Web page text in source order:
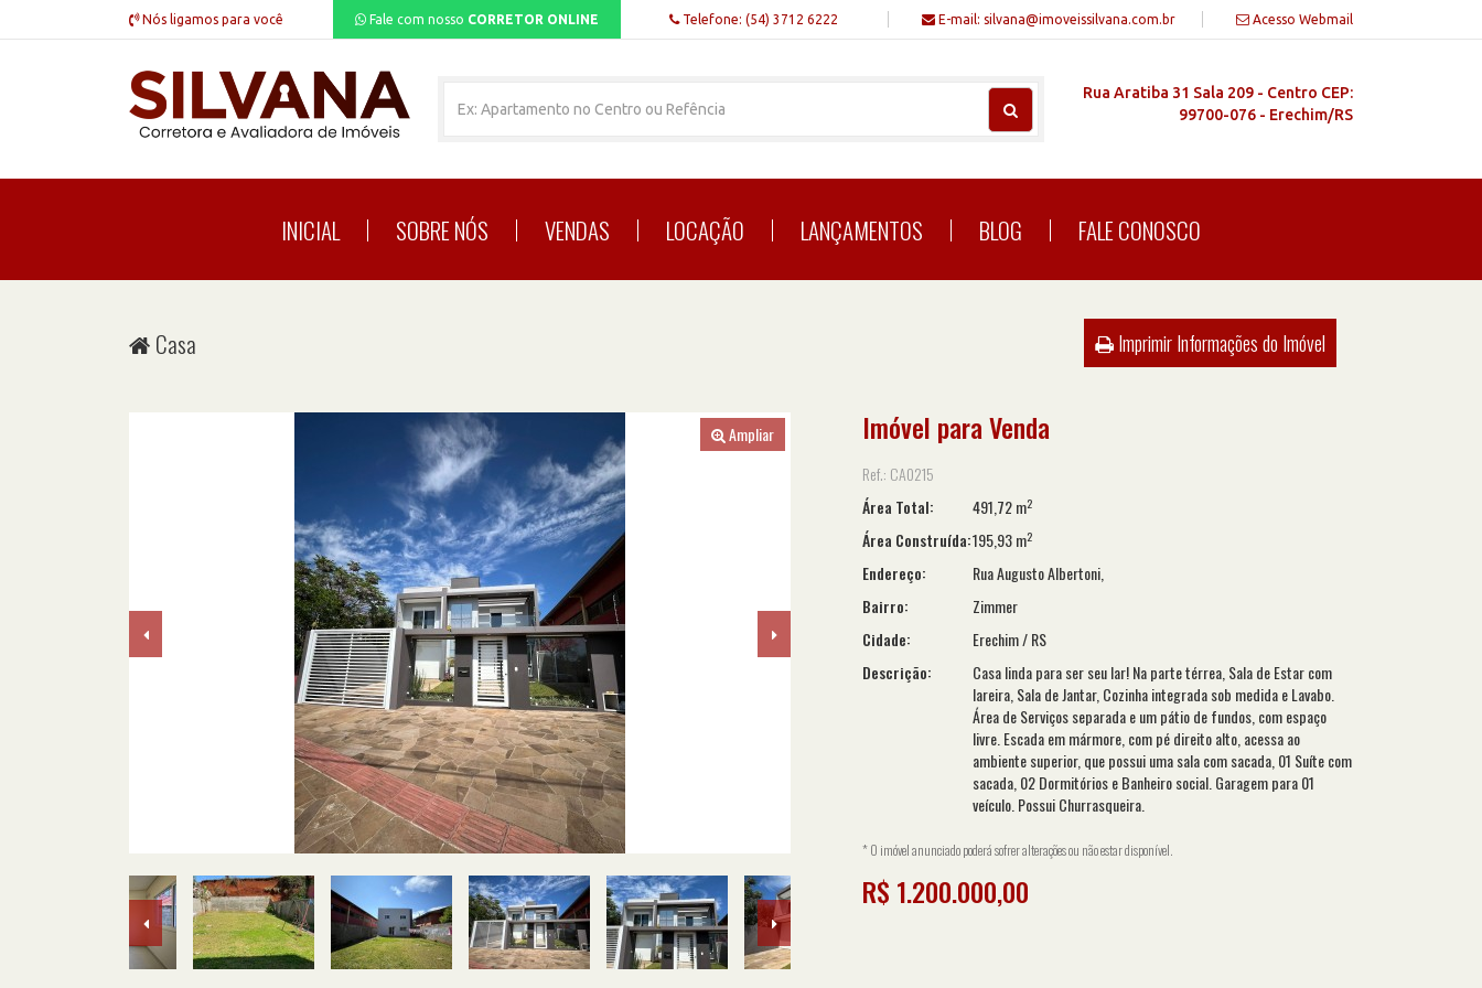
Nós ligamos para você Fale com nosso CORRETOR ONLINE Telefone: (54) 3712 6222 E-mail: silvana@imoveissilvana.com.br Acesso Webmail
Rua Aratiba 31 Sala 209 - Centro CEP:
99700-076 - Erechim/RS
INICIAL SOBRE NÓS VENDAS LOCAÇÃO LANÇAMENTOS BLOG FALE CONOSCO
Casa Imprimir Informações do Imóvel
Ampliar Imóvel para Venda
Ref.: CA0215
Área Total:
491,72 m2
Área Construída:195,93 m2
Endereço:
Rua Augusto Albertoni,
Bairro:
Zimmer
Cidade:
Erechim / RS
Descrição:
Casa linda para ser seu lar! Na parte térrea, Sala de Estar com
lareira, Sala de Jantar, Cozinha integrada sob medida e Lavabo.
Área de Serviços separada e um pátio de fundos, com espaço
livre. Escada em mármore, com pé direito alto, acessa ao
ambiente superior, que possui uma sala com sacada, 01 Suíte com
sacada, 02 Dormitórios e Banheiro social. Garagem para 01
veículo. Possui Churrasqueira.
* O imóvel anunciado poderá sofrer alterações ou não estar disponível.
R$ 1.200.000,00